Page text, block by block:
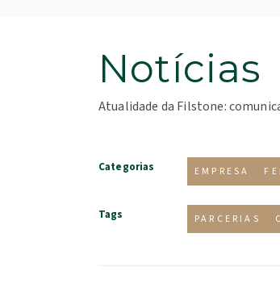
Notícias
Atualidade da Filstone:
Categorias EMPRESA
Tags PARCERIAS